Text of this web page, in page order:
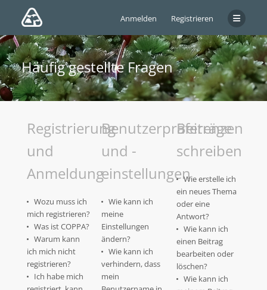
Anmelden Registrieren
Häufig gestellte Fragen
Registrierung
und
Anmeldung
Wozu muss ich
mich registrieren?
Was ist COPPA?
Warum kann
ich mich nicht
registrieren?
Ich habe mich
Benutzerpräferenzen
und -
einstellungen
Wie kann ich
meine
Einstellungen
ändern?
Wie kann ich
verhindern, dass
mein
Beiträge
schreiben
Wie erstelle ich
ein neues Thema
oder eine
Antwort?
Wie kann ich
einen Beitrag
bearbeiten oder
löschen?
Wie kann ich